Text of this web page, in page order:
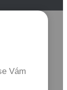
Vám